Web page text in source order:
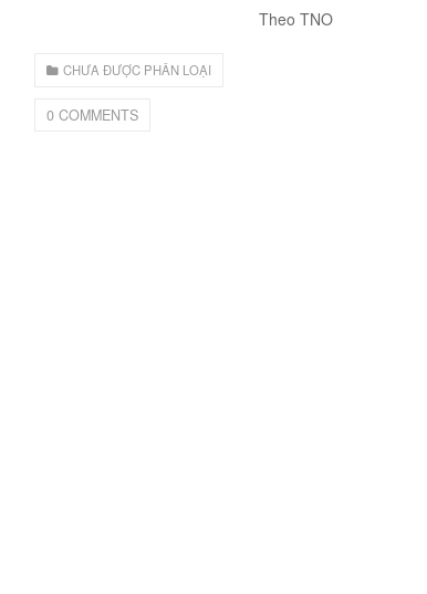
Theo TNO
CHƯA ĐƯỢC PHÂN LOẠI
0 COMMENTS